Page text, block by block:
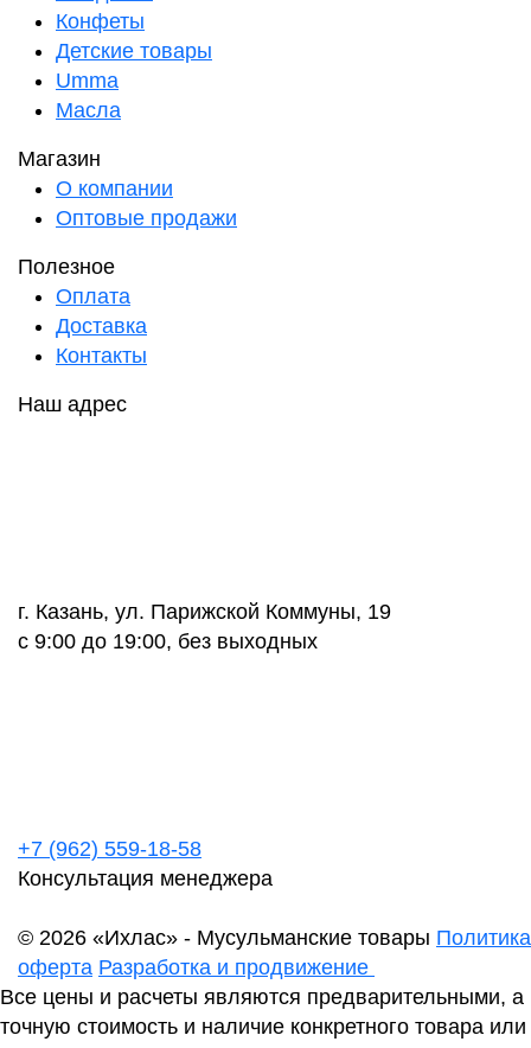
Конфеты
Детские товары
Umma
Масла
Магазин
О компании
Оптовые продажи
Полезное
Оплата
Доставка
Контакты
Наш адрес
г. Казань, ул. Парижской Коммуны, 19
с 9:00 до 19:00, без выходных
+7 (962) 559-18-58
Консультация менеджера
© 2026 «Ихлас» - Мусульманские товары
оферта Разработка и продвижение
Все цены и расчеты являются предварительными, а
точную стоимость и наличие конкретного товара или